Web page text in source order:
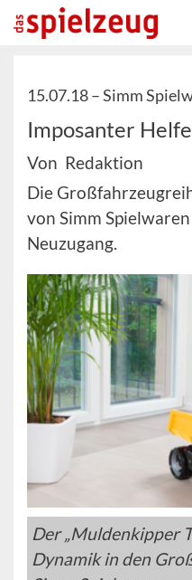
15.07.18 –Simm
Imposanter
Von Redaktion
Die
von Simm
Neuzugang.
Der „Muldenkipper
Dynamik in den